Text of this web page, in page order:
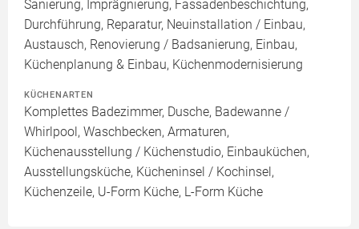
Sanierung, Imprägnierung, Fassadenbeschichtung,
Durchführung, Reparatur, Neuinstallation / Einbau,
Austausch, Renovierung / Badsanierung, Einbau,
Küchenplanung & Einbau, Küchenmodernisierung
KÜCHENARTEN
Komplettes Badezimmer, Dusche, Badewanne /
Whirlpool, Waschbecken, Armaturen,
Küchenausstellung / Küchenstudio, Einbauküchen,
Ausstellungsküche, Kücheninsel / Kochinsel,
Küchenzeile, U-Form Küche, L-Form Küche